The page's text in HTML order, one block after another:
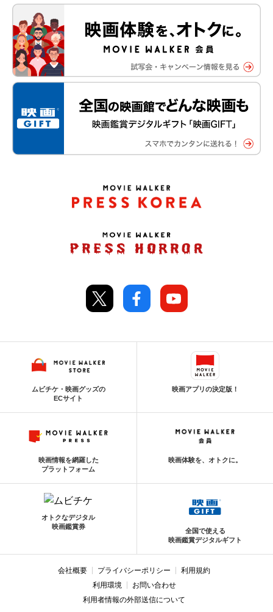
ムビチケ・映画グッズの
ECサイト
映画アプリの決定版！
映画情報を網羅した
プラットフォーム
映画体験を、オトクに。
オトクなデジタル
映画鑑賞券
全国で使える
映画鑑賞デジタルギフト
会社概要 プライバシーポリシー
利用規約
利用環境
お問い合わせ
利用者情報の外部送信について